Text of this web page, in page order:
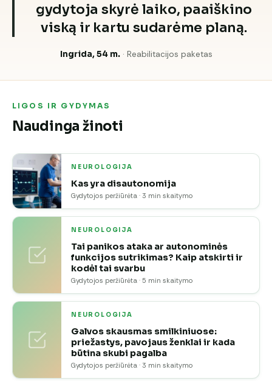
gydytoja skyrė laiko, paaiškino
viską ir kartu sudarėme planą.
Ingrida, 54 m.· Reabilitacijos paketas
LIGOS IR GYDYMAS
Naudinga žinoti
NEUROLOGIJA
Kas yra disautonomija
Gydytojos peržiūrėta · 3 min skaitymo
NEUROLOGIJA
Tai panikos ataka ar autonominės
funkcijos sutrikimas? Kaip atskirti ir
kodėl tai svarbu
Gydytojos peržiūrėta · 5 min skaitymo
NEUROLOGIJA
Galvos skausmas smilkiniuose:
priežastys, pavojaus ženklai ir kada
būtina skubi pagalba
Gydytojos peržiūrėta · 3 min skaitymo